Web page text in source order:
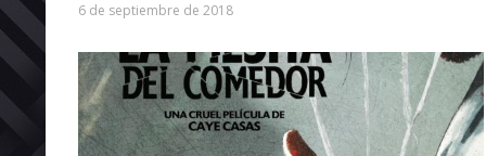
6 de septiembre de 2018